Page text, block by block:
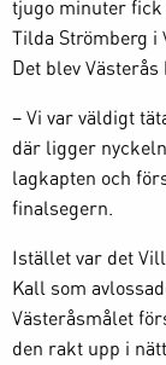
tjugo minuter fick
Tilda Strömberg i
Det blev
– Vi var väldigt
där ligger
lagkapten och
finalsegern.
Istället var det
Kall som
Västeråsmålet
den rakt upp i